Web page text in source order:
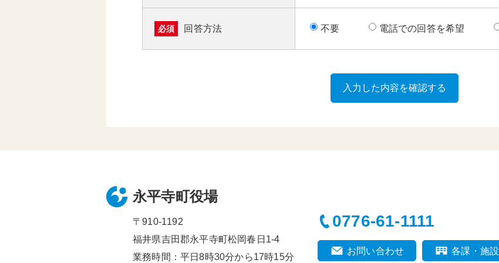
必須 回答方法 不要 電話での回答を希望
永平寺町役場
〒910-1192
福井県吉田郡永平寺町松岡春日1-4
業務時間：平日8時30分から17時15分
0776-61-1111
お問い合わせ 各課・施設